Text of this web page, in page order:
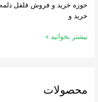
حوزه خرید و فروش فلفل دلمه
خرید و
بیشتر بخوانید »
محصولات